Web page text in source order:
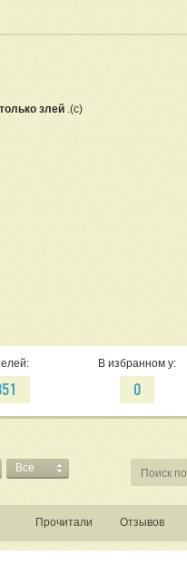
злей .(с)
В избранном у:
0
Все
Прочитали Отзывов